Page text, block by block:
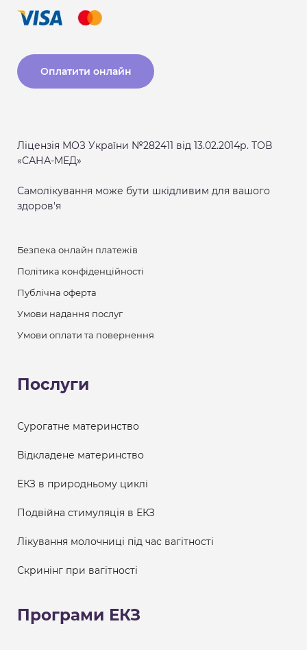
Оплатити онлайн
Ліцензія МОЗ України №282411 від 13.02.2014р. ТОВ
«САНА-МЕД»
Самолікування може бути шкідливим для вашого
здоров'я
Безпека онлайн платежів
Політика конфіденційності
Публічна оферта
Умови надання послуг
Умови оплати та повернення
Послуги
Сурогатне материнство
Відкладене материнство
ЕКЗ в природньому циклі
Подвійна стимуляція в ЕКЗ
Лікування молочниці під час вагітності
Скринінг при вагітності
Програми ЕКЗ